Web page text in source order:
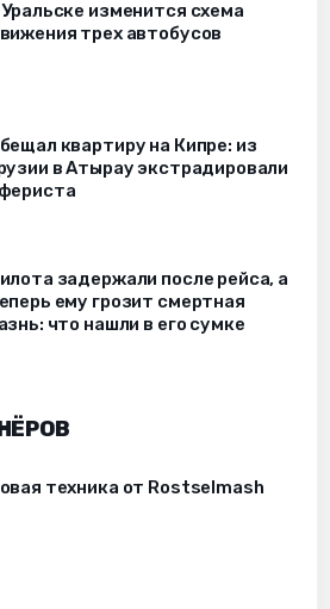
Уральске изменится схема
трех автобусов
квартиру на Кипре: из
в Атырау экстрадировали
задержали после рейса, а
ему грозит смертная
что нашли в его сумке
техника от Rostselmash